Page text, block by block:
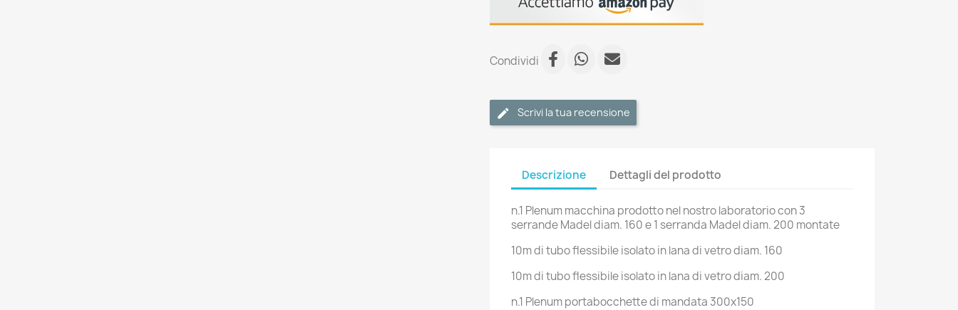
Condividi
Scrivi la tua recensione
Descrizione Dettagli del prodotto
n.1 Plenum macchina prodotto nel nostro laboratorio con 3
serrande Madel diam. 160 e 1 serranda Madel diam. 200 montate
10m di tubo flessibile isolato in lana di vetro diam. 160
10m di tubo flessibile isolato in lana di vetro diam. 200
n.1 Plenum portabocchette di mandata 300x150